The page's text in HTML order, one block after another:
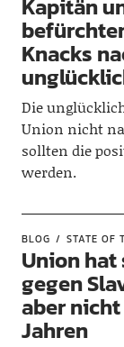
Kapitän
Knacks
Die
Union nicht
sollten die
werden.
BLOG STATE OF
Union hat
gegen
aber
Jahren